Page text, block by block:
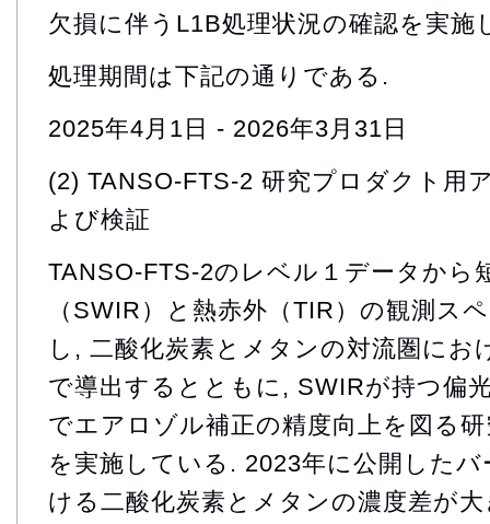
欠損に伴うL1B処理状況の確認を実施
処理期間は下記の通りである.
2025年4月1日 - 2026年3月31日
(2) TANSO-FTS-2 研究プロダクト用
よび検証
TANSO-FTS-2のレベル１データから
（SWIR）と熱赤外（TIR）の観測ス
し, 二酸化炭素とメタンの対流圏にお
で導出するとともに, SWIRが持つ偏
でエアロゾル補正の精度向上を図る
を実施している. 2023年に公開した
ける二酸化炭素とメタンの濃度差が